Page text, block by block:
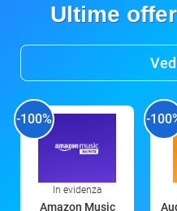
Ultime
-100%
In evidenza
Amazon Music
-